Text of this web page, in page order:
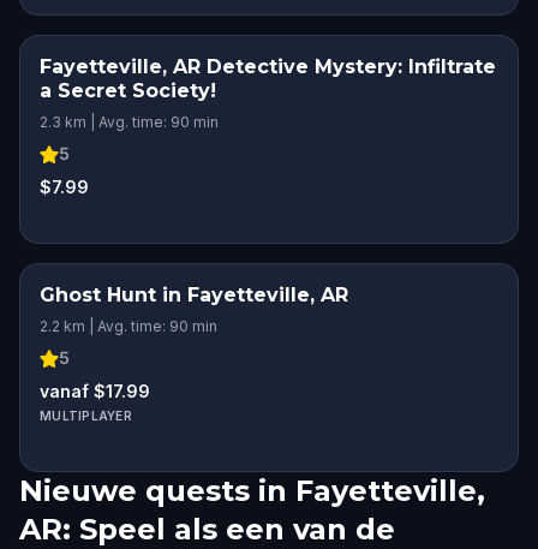
Fayetteville, AR Detective Mystery: Infiltrate
a Secret Society!
2.3 km | Avg. time: 90 min
5
$7.99
Ghost Hunt in Fayetteville, AR
2.2 km | Avg. time: 90 min
5
vanaf $17.99
MULTIPLAYER
Nieuwe quests in Fayetteville,
AR: Speel als een van de